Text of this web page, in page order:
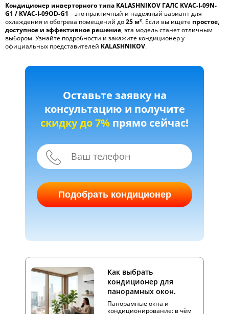
Кондиционер инверторного типа KALASHNIKOV ГАЛС KVAC-I-09N-
G1 / KVAC-I-09OD-G1 – это практичный и надежный вариант для
охлаждения и обогрева помещений до25 м². Если вы ищете простое,
доступное и эффективное решение, эта модель станет отличным
выбором. Узнайте подробности и закажите кондиционер у
официальных представителей KALASHNIKOV.
Оставьте заявку на
консультацию и получите
скидку до 7% прямо сейчас!
Подобрать кондиционер
Как выбрать
кондиционер для
панорамных окон.
Панорамные окна и
кондиционирование: в чём